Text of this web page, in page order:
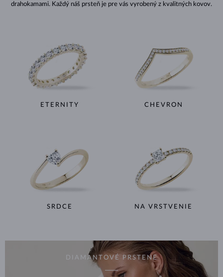
drahokamami. Každý náš prsteň je pre vás vyrobený z kvalitných kovov.
ETERNITY CHEVRON
SRDCE NA VRSTVENIE
DIAMANTOVÉ PRSTENE